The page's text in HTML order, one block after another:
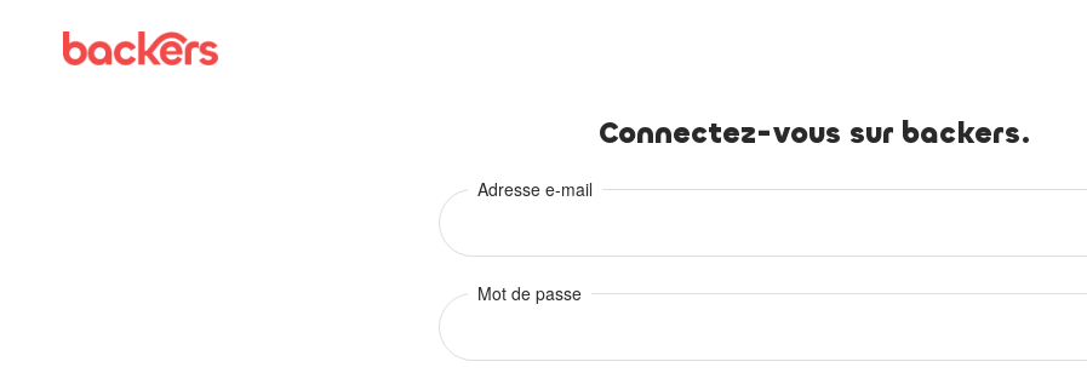
Connectez-vous sur backers.
Adresse e-mail
Mot de passe